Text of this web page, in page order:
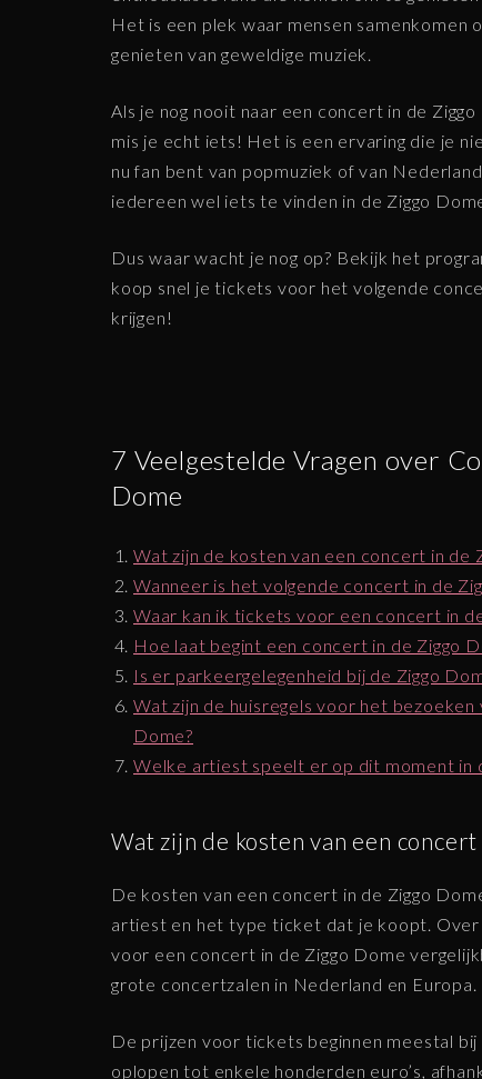
Het is een plek waar mensen samenkomen
genieten van geweldige muziek.
Als je nog nooit naar een concert in de
mis je echt iets! Het is een ervaring die je
nu fan bent van popmuziek of van
iedereen wel iets te vinden in de Ziggo
Dus waar wacht je nog op? Bekijk het
koop snel je tickets voor het volgende
krijgen!
7 Veelgestelde Vragen over
Dome
Wat zijn de kosten van een concert in de
Wanneer is het volgende concert in de
Waar kan ik tickets voor een concert in
Hoe laat begint een concert in de Ziggo
Is er parkeergelegenheid bij de Ziggo
Wat zijn de huisregels voor het bezoeken
Dome?
Welke artiest speelt er op dit moment in
Wat zijn de kosten van een
De kosten van een concert in de Ziggo
artiest en het type ticket dat je koopt. Over
voor een concert in de Ziggo Dome
grote concertzalen in Nederland en Europa.
De prijzen voor tickets beginnen meestal bij
oplopen tot enkele honderden euro’s,